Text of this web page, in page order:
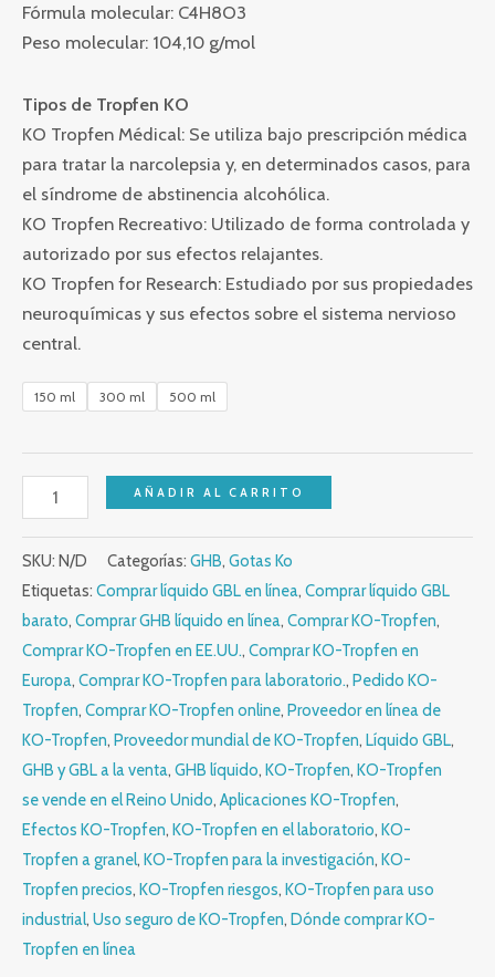
Fórmula molecular: C4H8O3
Peso molecular: 104,10 g/mol
Tipos de Tropfen KO
KO Tropfen Médical: Se utiliza bajo prescripción médica
para tratar la narcolepsia y, en determinados casos, para
el síndrome de abstinencia alcohólica.
KO Tropfen Recreativo: Utilizado de forma controlada y
autorizado por sus efectos relajantes.
KO Tropfen for Research: Estudiado por sus propiedades
neuroquímicas y sus efectos sobre el sistema nervioso
central.
150 ml 300 ml 500 ml
AÑADIR AL CARRITO
SKU: N/D Categorías: GHB, Gotas Ko
Etiquetas: Comprar líquido GBL en línea, Comprar líquido GBL
barato, Comprar GHB líquido en línea, Comprar KO-Tropfen,
Comprar KO-Tropfen en EE.UU., Comprar KO-Tropfen en
Europa, Comprar KO-Tropfen para laboratorio., Pedido KO-
Tropfen, Comprar KO-Tropfen online, Proveedor en línea de
KO-Tropfen, Proveedor mundial de KO-Tropfen, Líquido GBL,
GHB y GBL a la venta, GHB líquido, KO-Tropfen, KO-Tropfen
se vende en el Reino Unido, Aplicaciones KO-Tropfen,
Efectos KO-Tropfen, KO-Tropfen en el laboratorio, KO-
Tropfen a granel, KO-Tropfen para la investigación, KO-
Tropfen precios, KO-Tropfen riesgos, KO-Tropfen para uso
industrial, Uso seguro de KO-Tropfen, Dónde comprar KO-
Tropfen en línea